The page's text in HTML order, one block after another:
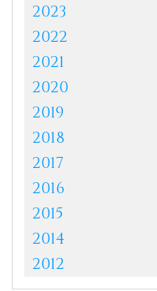
2023
2022
2021
2020
2019
2018
2017
2016
2015
2014
2012